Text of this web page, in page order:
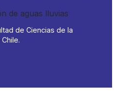
de Ciencias de la